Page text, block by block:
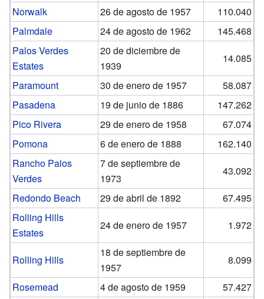
Norwalk
26 de agosto de 1957
110.040
Palmdale
24 de agosto de 1962
145.468
Palos Verdes
Estates
20 de diciembre de
1939
14.085
Paramount
30 de enero de 1957
58.087
Pasadena
19 de junio de 1886
147.262
Pico Rivera
29 de enero de 1958
67.074
Pomona
6 de enero de 1888
162.140
Rancho Palos
Verdes
7 de septiembre de
1973
43.092
Redondo Beach
29 de abril de 1892
67.495
Rolling Hills
Estates
24 de enero de 1957 1.972
Rolling Hills
18 de septiembre de
1957
8.099
Rosemead
4 de agosto de 1959
57.427